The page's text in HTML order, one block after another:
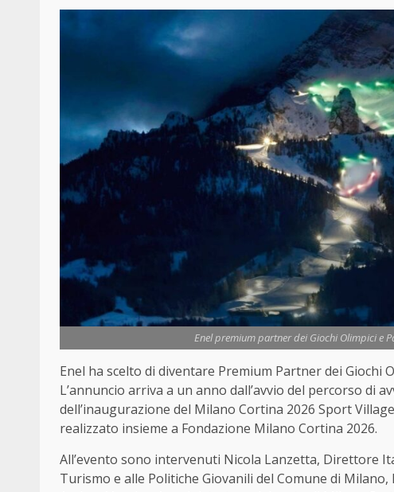
Enel premium partner dei Giochi Olimpici e
Enel ha scelto di diventare Premium Partner dei Giochi
L’annuncio arriva a un anno dall’avvio del percorso di
dell’inaugurazione del Milano Cortina 2026 Sport
realizzato insieme a Fondazione Milano Cortina 2026.
All’evento sono intervenuti Nicola Lanzetta, Direttore
Turismo e alle Politiche Giovanili del Comune di